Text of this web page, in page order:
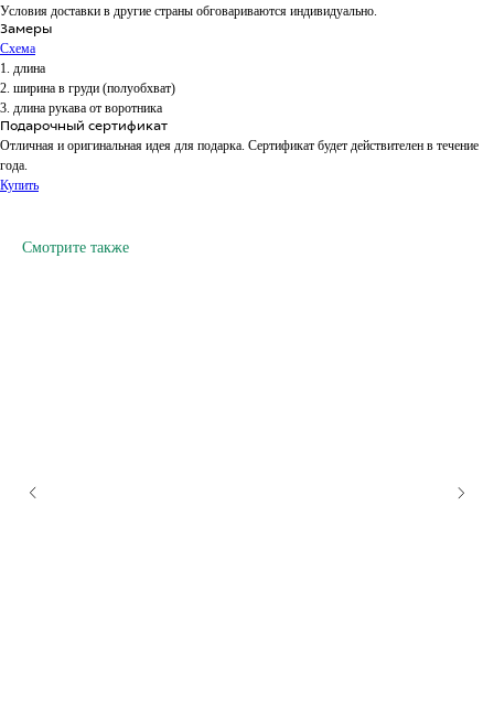
Условия доставки в другие страны обговариваются индивидуально.
Замеры
Схема
1. длина
2. ширина в груди (полуобхват)
3. длина рукава от воротника
Подарочный сертификат
Отличная и оригинальная идея для подарка. Сертификат будет действителен в течение
года.
Купить
Смотрите также